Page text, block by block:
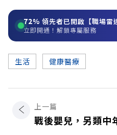
72% 領先者已開啟【職場雷
立即開通！解鎖專屬服務
生活 健康醫療
上一篇
戰後嬰兒，另類中